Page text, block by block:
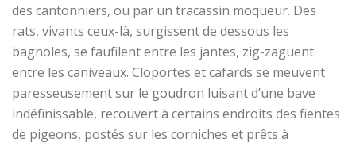
des cantonniers, ou par un tracassin moqueur. Des
rats, vivants ceux-là, surgissent de dessous les
bagnoles, se faufilent entre les jantes, zig-zaguent
entre les caniveaux. Cloportes et cafards se meuvent
paresseusement sur le goudron luisant d’une bave
indéfinissable, recouvert à certains endroits des fientes
de pigeons, postés sur les corniches et prêts à